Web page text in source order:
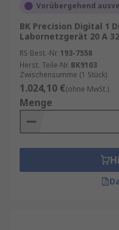
Vorübergehend
BK Precision Digital 1
Labornetzgerät 20 A
RS Best.-Nr. 193-7558
Herst. Teile-Nr. BK9103
Zwischensumme (1 Stück)
1.024,10 €(ohne MwSt.)
Menge